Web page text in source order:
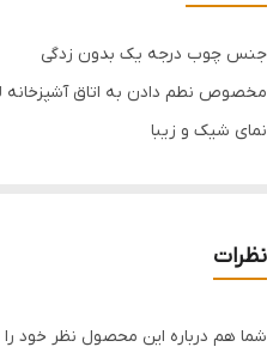
جنس چوب درجه یک بدون زدگی
مخصوص نطم دادن به اتاق آشپزخانه
نمای شیک و زیبا
نظرات
شما هم درباره این محصول نظر خود را